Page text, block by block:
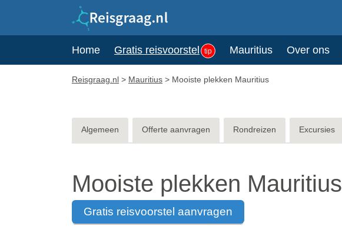
Home Gratis reisvoorstel tip Mauritius Over ons
Reisgraag.nl > Mauritius > Mooiste plekken Mauritius
Algemeen Offerte aanvragen Rondreizen Excursies
Mooiste plekken Mauritius
gratis reisvoorstel aanvragen